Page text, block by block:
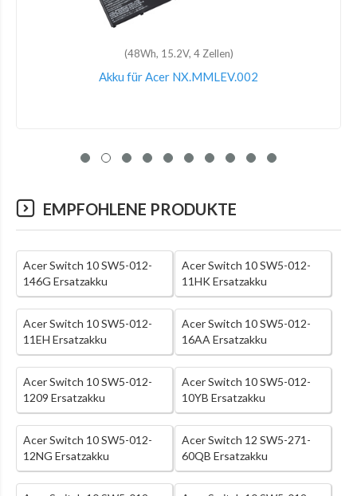
(48Wh, 15.2V, 4 Zellen)
Akku für Acer NX.MMLEV.002
EMPFOHLENE PRODUKTE
Acer Switch 10 SW5-012-
146G Ersatzakku
Acer Switch 10 SW5-012-
11HK Ersatzakku
Acer Switch 10 SW5-012-
11EH Ersatzakku
Acer Switch 10 SW5-012-
16AA Ersatzakku
Acer Switch 10 SW5-012-
1209 Ersatzakku
Acer Switch 10 SW5-012-
10YB Ersatzakku
Acer Switch 10 SW5-012-
12NG Ersatzakku
Acer Switch 12 SW5-271-
60QB Ersatzakku